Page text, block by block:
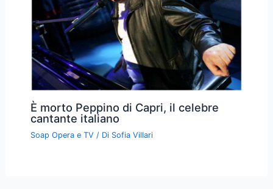
È morto Peppino di Capri, il celebre
cantante italiano
Soap Opera e TV / Di Sofia Villari